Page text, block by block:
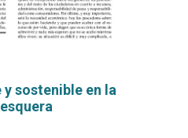
sostenible en la